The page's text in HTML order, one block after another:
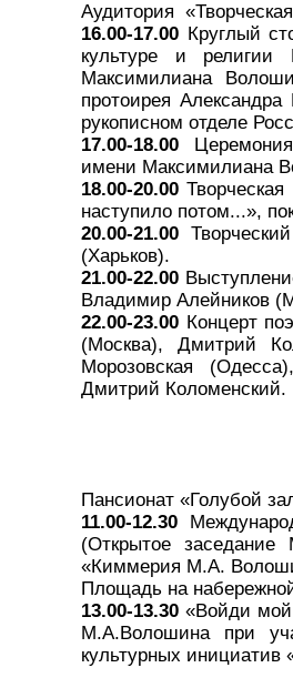
Аудитория
16.00-17.00 Круглый
культуре и
Максимилиана
протоирея
рукописном отделе
17.00-18.00
имени Максимилиана
18.00-20.00
наступило потом...»,
20.00-21.00
(Харьков).
21.00-22.00
Владимир Алейников
22.00-23.00 Концерт
(Москва), Дмитрий
Морозовская
Дмитрий Коломенский.
Пансионат «Голубой
11.00-12.30
(Открытое заседание
«Киммерия М.А.
Площадь на
13.00-13.30 «Войди мой
М.А.Волошина при
культурных инициатив